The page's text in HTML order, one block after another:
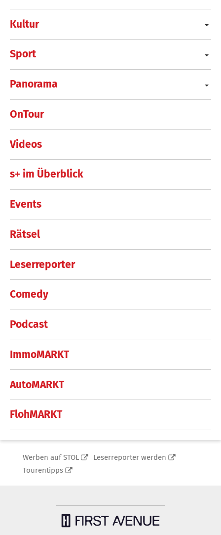
Kultur
Sport
Panorama
OnTour
Videos
s+ im Überblick
Events
Rätsel
Leserreporter
Comedy
Podcast
ImmoMARKT
AutoMARKT
FlohMARKT
Werben auf STOL
Leserreporter werden
Tourentipps